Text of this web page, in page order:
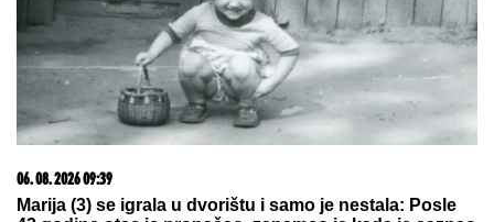
DRAGAN STANKOVIĆMilioni su u
pitanju, a Jovana Jeremić tvrdi: "U
dugovima je"
Vic dana: Pije Mujo pivo za šankom
u pivnici posle radnog vremena...